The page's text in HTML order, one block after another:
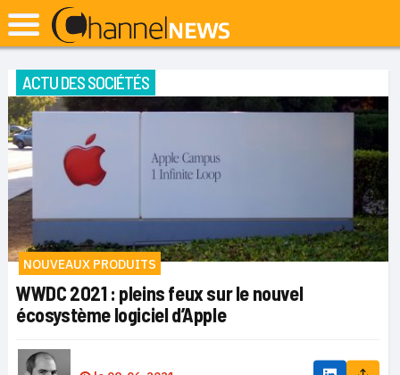
ACTU DES SOCIÉTÉS
NOUVEAUX PRODUITS
WWDC 2021 : pleins feux sur le nouvel
écosystème logiciel d’Apple